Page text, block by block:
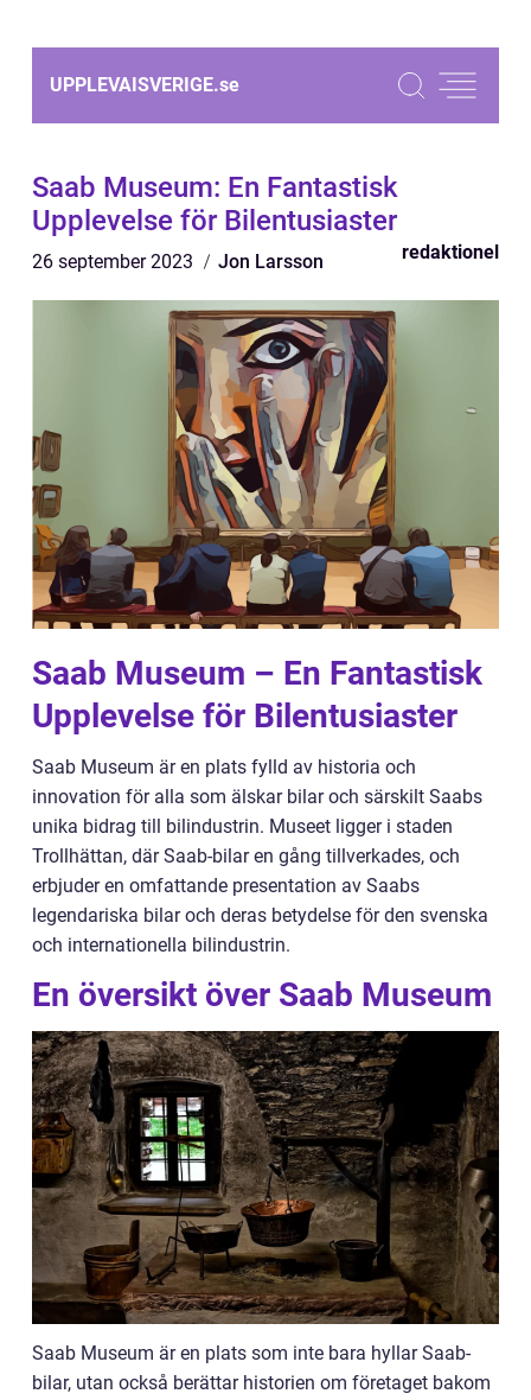
UPPLEVAISVERIGE.se
Saab Museum: En Fantastisk
Upplevelse för Bilentusiaster
26 september 2023 Jon Larsson redaktionel
Saab Museum – En Fantastisk
Upplevelse för Bilentusiaster
Saab Museum är en plats fylld av historia och
innovation för alla som älskar bilar och särskilt Saabs
unika bidrag till bilindustrin. Museet ligger i staden
Trollhättan, där Saab-bilar en gång tillverkades, och
erbjuder en omfattande presentation av Saabs
legendariska bilar och deras betydelse för den svenska
och internationella bilindustrin.
En översikt över Saab Museum
Saab Museum är en plats som inte bara hyllar Saab-
bilar, utan också berättar historien om företaget bakom